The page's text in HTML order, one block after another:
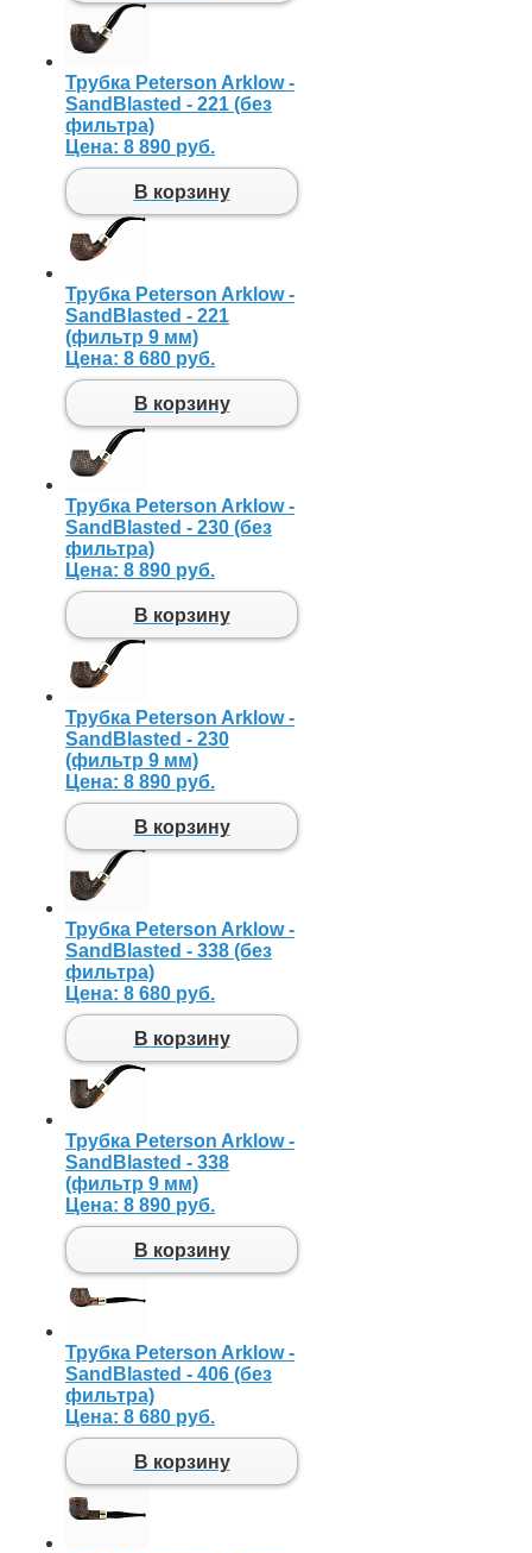
Трубка Peterson Arklow -
SandBlasted - 221 (без
фильтра)
Цена: 8 890 руб.
В корзину
Трубка Peterson Arklow -
SandBlasted - 221
(фильтр 9 мм)
Цена: 8 680 руб.
В корзину
Трубка Peterson Arklow -
SandBlasted - 230 (без
фильтра)
Цена: 8 890 руб.
В корзину
Трубка Peterson Arklow -
SandBlasted - 230
(фильтр 9 мм)
Цена: 8 890 руб.
В корзину
Трубка Peterson Arklow -
SandBlasted - 338 (без
фильтра)
Цена: 8 680 руб.
В корзину
Трубка Peterson Arklow -
SandBlasted - 338
(фильтр 9 мм)
Цена: 8 890 руб.
В корзину
Трубка Peterson Arklow -
SandBlasted - 406 (без
фильтра)
Цена: 8 680 руб.
В корзину